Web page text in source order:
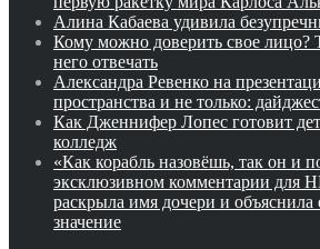
Алина Кабаева удивила
Кому можно доверить свое лицо?
него отвечать
Александра Ревенко на
пространства и не только:
Как Дженнифер Лопес готовит
колледж
«Как корабль назовёшь, так он и
эксклюзивном комментарии для
раскрыла имя дочери и объяснила
значение